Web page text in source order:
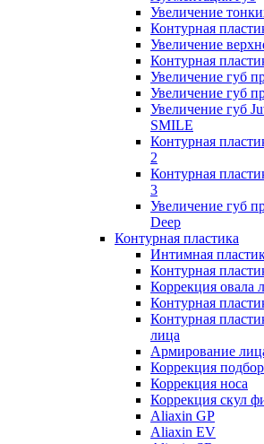
Увеличение
Контурная
Увеличение
Контурная
Увеличение губ
Увеличение губ
Увеличение губ
SMILE
Контурная
2
Контурная
3
Увеличение губ
Deep
Контурная пластика
Интимная
Контурная
Коррекция овала
Контурная
Контурная
лица
Армирование
Коррекция
Коррекция носа
Коррекция скул
Aliaxin GP
Aliaxin EV